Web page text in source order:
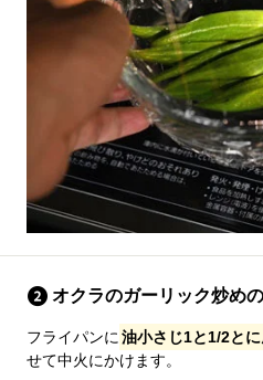
オクラのガーリック炒め
フライパンに油小さじ1と1/2と
せて中火にかけます。